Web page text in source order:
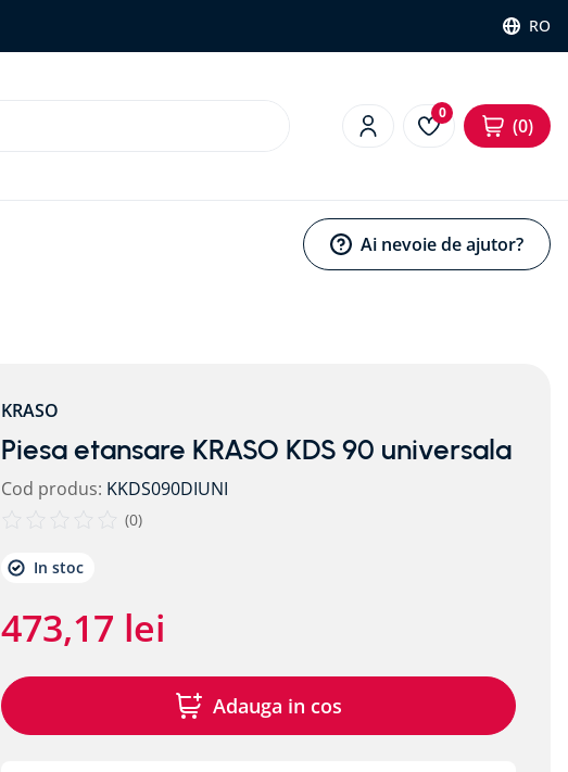
RO
0
0
Ai nevoie de ajutor?
KRASO
Piesa etansare KRASO KDS 90 universala
Cod produs: KKDS090DIUNI
(0)
In stoc
473,17 lei
Adauga in cos